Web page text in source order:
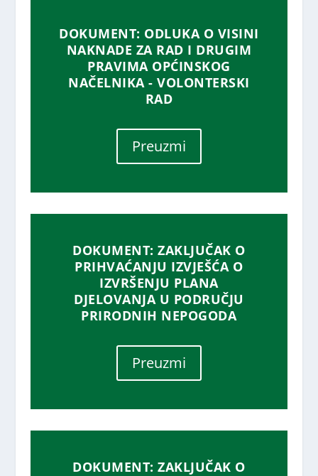
DOKUMENT: ODLUKA O VISINI
NAKNADE ZA RAD I DRUGIM
PRAVIMA OPĆINSKOG
NAČELNIKA - VOLONTERSKI
RAD
Preuzmi
DOKUMENT: ZAKLJUČAK O
PRIHVAĆANJU IZVJEŠĆA O
IZVRŠENJU PLANA
DJELOVANJA U PODRUČJU
PRIRODNIH NEPOGODA
Preuzmi
DOKUMENT: ZAKLJUČAK O